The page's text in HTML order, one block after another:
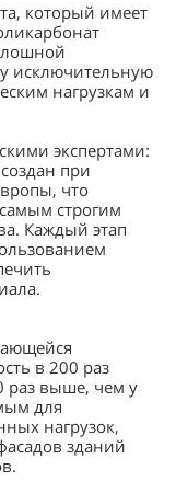
который имеет
исключительную
нагрузкам и
экспертами:
при
что
строгим
Каждый этап
в 200 раз
раз выше, чем у
для
нагрузок,
зданий